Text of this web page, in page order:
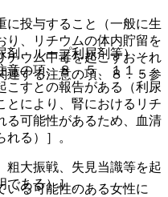
に投与すること（一般に生
り、リチウムの体内貯留を
チウム中毒を起こすおそれ
連する注意の項、８．５参
る可能性のある女性に
、ループ利尿剤等）
意の項、８．５、１１．
こすとの報告がある（利尿
とにより、腎におけるリチ
る可能性があるため、血清
る）］。
大振戦、失見当識等を起
である）］。